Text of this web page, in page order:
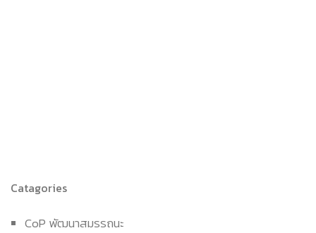
Catagories
CoP พัฒนาสมรรถนะ